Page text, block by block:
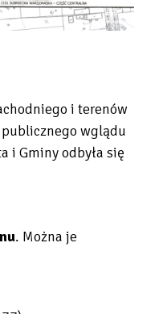
i terenów
publicznego wglądu
i Gminy odbyła się
. Można je